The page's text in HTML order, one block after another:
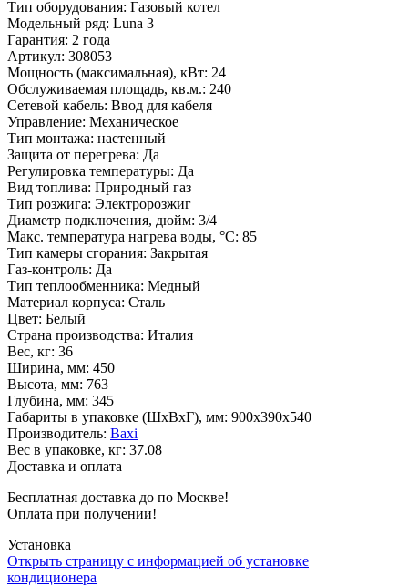
Тип оборудования: Газовый котел
Модельный ряд: Luna 3
Гарантия: 2 года
Артикул: 308053
Мощность (максимальная), кВт: 24
Обслуживаемая площадь, кв.м.: 240
Сетевой кабель: Ввод для кабеля
Управление: Механическое
Тип монтажа: настенный
Защита от перегрева: Да
Регулировка температуры: Да
Вид топлива: Природный газ
Тип розжига: Электророзжиг
Диаметр подключения, дюйм: 3/4
Макс. температура нагрева воды, °С: 85
Тип камеры сгорания: Закрытая
Газ-контроль: Да
Тип теплообменника: Медный
Материал корпуса: Сталь
Цвет: Белый
Страна производства: Италия
Вес, кг: 36
Ширина, мм: 450
Высота, мм: 763
Глубина, мм: 345
Габариты в упаковке (ШxВxГ), мм: 900х390х540
Производитель: Baxi
Вес в упаковке, кг: 37.08
Доставка и оплата
Бесплатная доставка до по Москве!
Оплата при получении!
Установка
Открыть страницу с информацией об установке
кондиционера